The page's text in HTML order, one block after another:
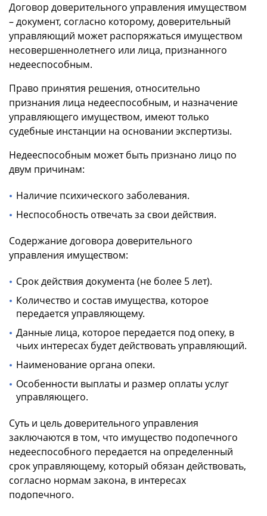
Договор доверительного управления имуществом
– документ, согласно которому, доверительный
управляющий может распоряжаться имуществом
несовершеннолетнего или лица, признанного
недееспособным.
Право принятия решения, относительно
признания лица недееспособным, и назначение
управляющего имуществом, имеют только
судебные инстанции на основании экспертизы.
Недееспособным может быть признано лицо по
двум причинам:
Наличие психического заболевания.
Неспособность отвечать за свои действия.
Содержание договора доверительного
управления имуществом:
Срок действия документа (не более 5 лет).
Количество и состав имущества, которое
передается управляющему.
Данные лица, которое передается под опеку, в
чьих интересах будет действовать управляющий.
Наименование органа опеки.
Особенности выплаты и размер оплаты услуг
управляющего.
Суть и цель доверительного управления
заключаются в том, что имущество подопечного
недееспособного передается на определенный
срок управляющему, который обязан действовать,
согласно нормам закона, в интересах
подопечного.